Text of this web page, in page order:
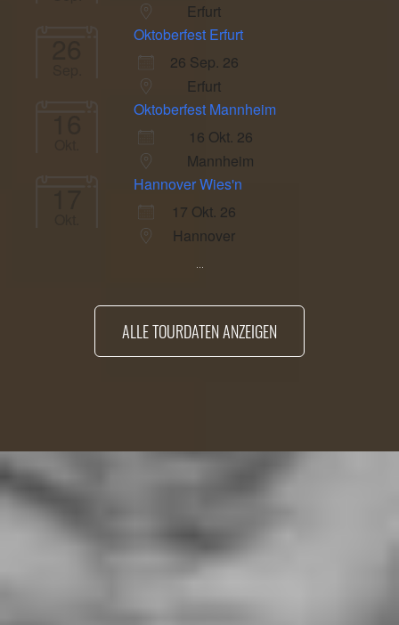
Erfurt
26
Oktoberfest Erfurt
26 Sep. 26
Erfurt
16
Oktoberfest Mannheim
16 Okt. 26
Mannheim
17
Hannover Wies'n
17 Okt. 26
Hannover
...
ALLE TOURDATEN ANZEIGEN